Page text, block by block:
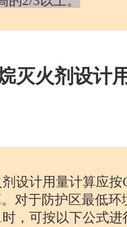
灭火剂设计
设计用量计算应按
。对于防护区最低
，可按以下公式进